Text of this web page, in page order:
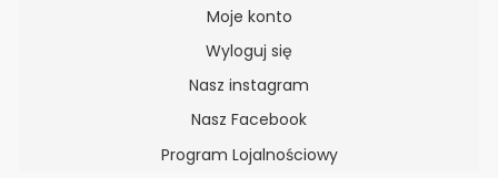
Moje konto
Wyloguj się
Nasz instagram
Nasz Facebook
Program Lojalnościowy